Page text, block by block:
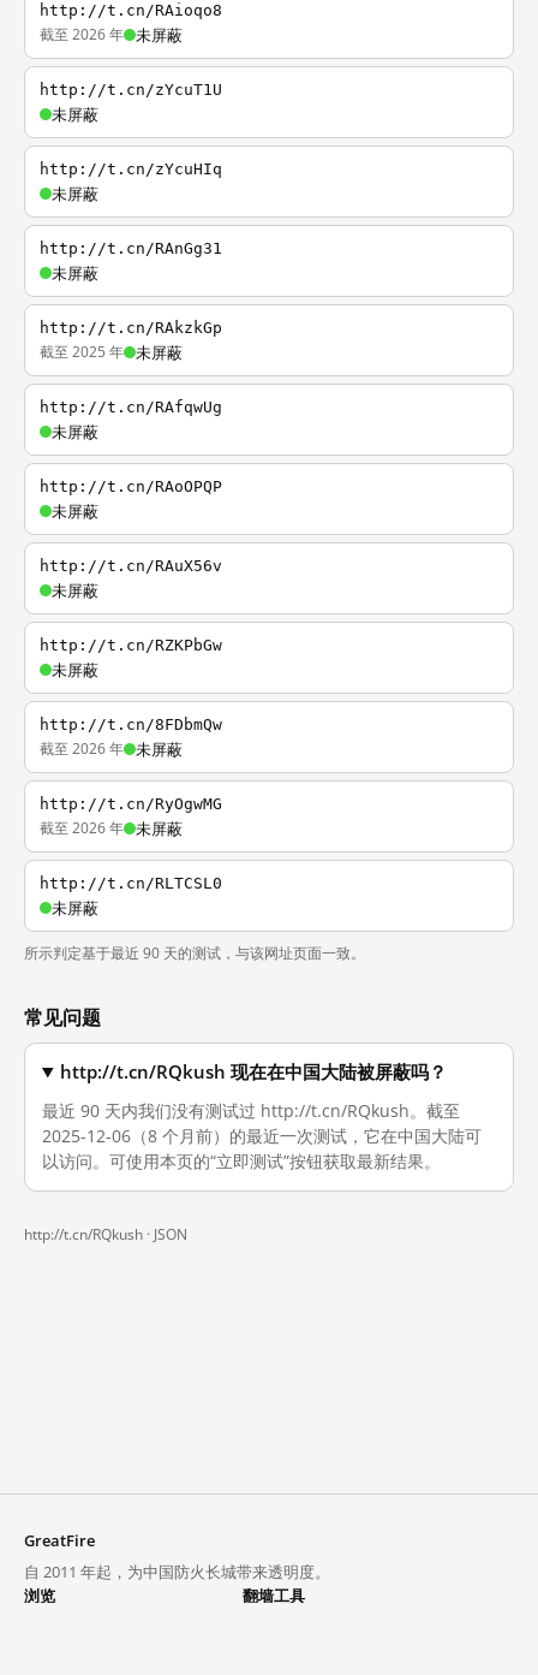
http://t.cn/RAioqo8
截至 2026 年 未屏蔽
http://t.cn/zYcuT1U
未屏蔽
http://t.cn/zYcuHIq
未屏蔽
http://t.cn/RAnGg31
未屏蔽
http://t.cn/RAkzkGp
截至 2025 年 未屏蔽
http://t.cn/RAfqwUg
未屏蔽
http://t.cn/RAoOPQP
未屏蔽
http://t.cn/RAuX56v
未屏蔽
http://t.cn/RZKPbGw
未屏蔽
http://t.cn/8FDbmQw
截至 2026 年 未屏蔽
http://t.cn/RyOgwMG
截至 2026 年 未屏蔽
http://t.cn/RLTCSL0
未屏蔽
所示判定基于最近 90 天的测试，与该网址页面一致。
常见问题
http://t.cn/RQkush 现在在中国大陆被屏蔽吗？
最近 90 天内我们没有测试过 http://t.cn/RQkush。截至
2025-12-06（8 个月前）的最近一次测试，它在中国大陆可
以访问。可使用本页的“立即测试”按钮获取最新结果。
http://t.cn/RQkush · JSON
GreatFire
自 2011 年起，为中国防火长城带来透明度。
浏览
翻墙工具